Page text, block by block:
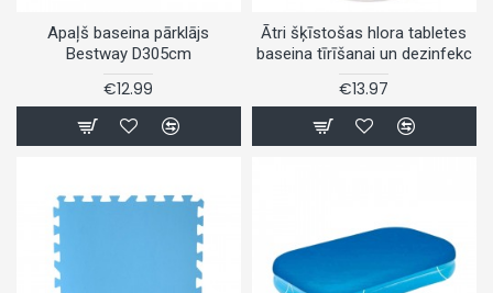
Apaļš baseina pārklājs
Bestway D305cm
€12.99
Ātri šķīstošas hlora tabletes
baseina tīrīšanai un dezinfekc
€13.97